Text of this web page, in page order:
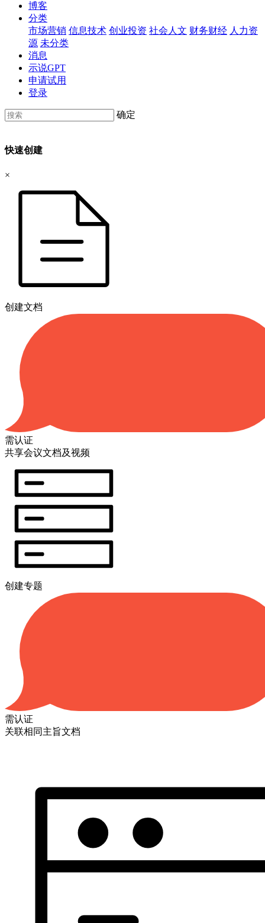
博客
分类
市场营销 信息技术 创业投资 社会人文 财务财经 人力资
源 未分类
消息
示说GPT
申请试用
登录
确定
快速创建
×
创建文档
需认证
共享会议文档及视频
创建专题
需认证
关联相同主旨文档